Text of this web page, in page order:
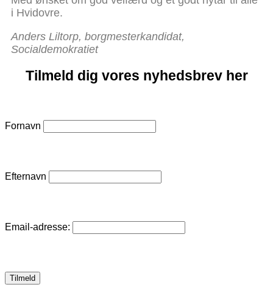
i Hvidovre.
Anders Liltorp, borgmesterkandidat,
Socialdemokratiet
Tilmeld dig vores nyhedsbrev her
Fornavn
Efternavn
Email-adresse: